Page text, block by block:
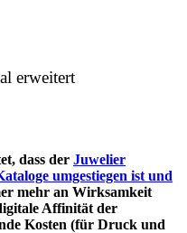
erweitert
dass der Juwelier
umgestiegen ist und
mehr an Wirksamkeit
Affinität der
Kosten (für Druck und